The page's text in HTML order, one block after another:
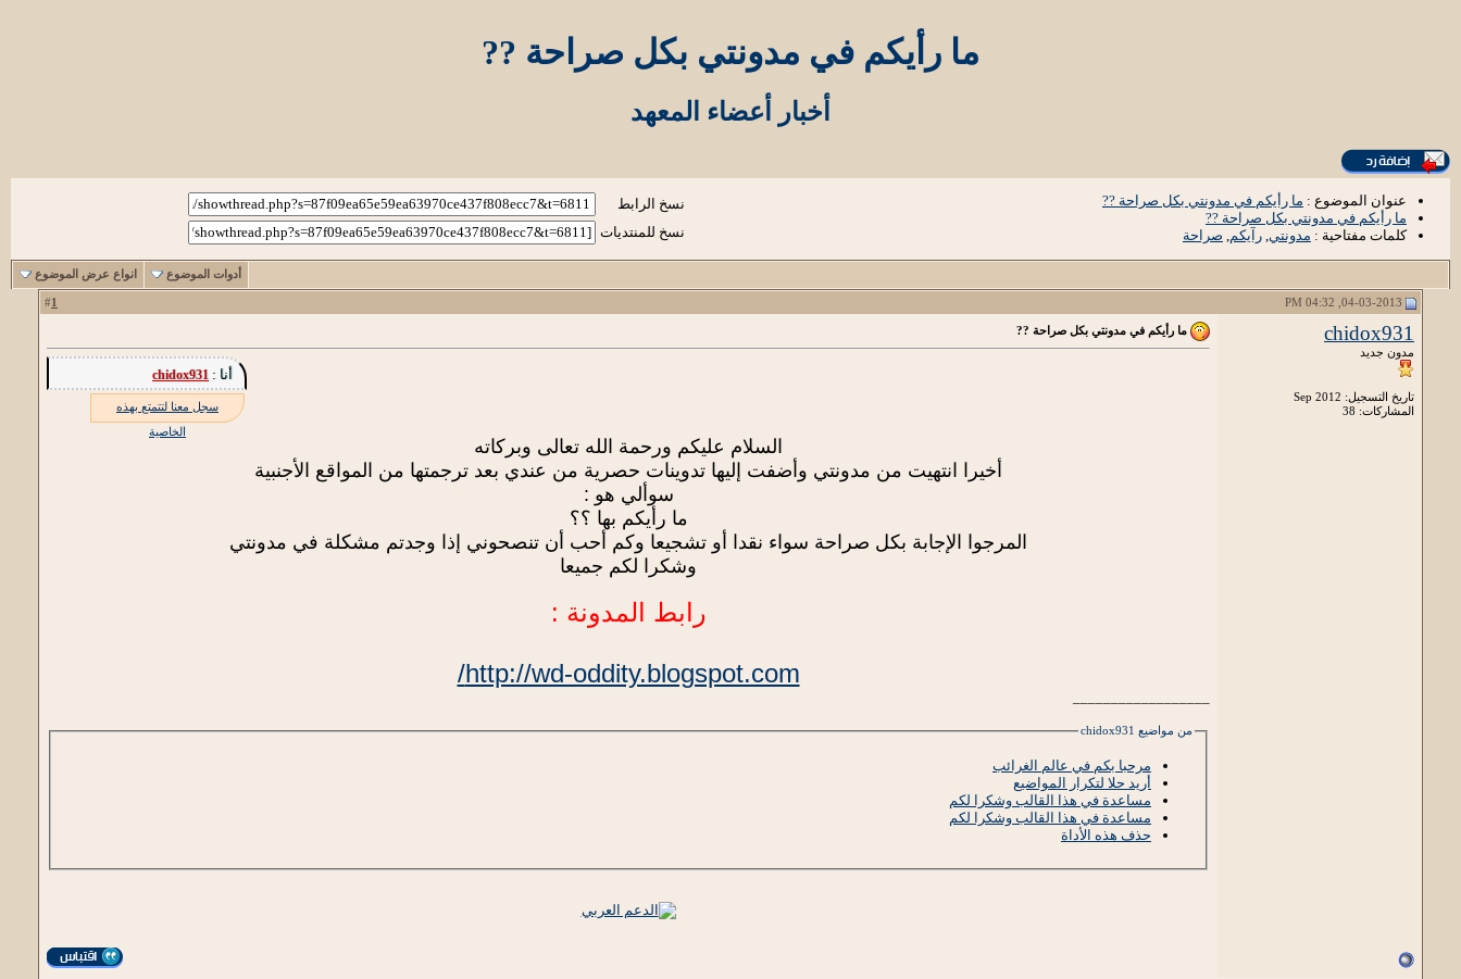
ما رأيكم في مدونتي بكل صراحة ??
أخبار أعضاء المعهد
عنوان الموضوع : ما رأيكم في مدونتي بكل صراحة ??
ما رأيكم في مدونتي بكل صراحة ??
كلمات مفتاحية : مدونتي, رآيكم, صراحة
نسخ الرابط
نسخ للمنتديات
أدوات الموضوع انواع عرض الموضوع
1
chidox931
مدون جديد
تاريخ التسجيل: Sep 2012
المشاركات: 38
ما رأيكم في مدونتي بكل صراحة ??
أنا : chidox931
سجل معنا لتتمتع بهذه
الخاصية
السلام عليكم ورحمة الله تعالى وبركاته
أخيرا انتهيت من مدونتي وأضفت إليها تدوينات حصرية من عندي بعد ترجمتها من المواقع الأجنبية
سوألي هو :
ما رأيكم بها ؟؟
المرجوا الإجابة بكل صراحة سواء نقدا أو تشجيعا وكم أحب أن تنصحوني إذا وجدتم مشكلة في مدونتي
وشكرا لكم جميعا
رابط المدونة :
http://wd-oddity.blogspot.com/
من مواضيع chidox931
مرحبا بكم في عالم الغرائب
أريد حلا لتكرار المواضيع
مساعدة في هذا القالب وشكرا لكم
مساعدة في هذا القالب وشكرا لكم
حذف هذه الأداة